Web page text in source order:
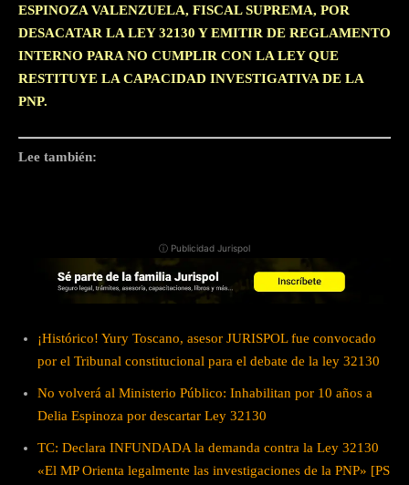
ESPINOZA VALENZUELA, FISCAL SUPREMA, POR
DESACATAR LA LEY 32130 Y EMITIR DE REGLAMENTO
INTERNO PARA NO CUMPLIR CON LA LEY QUE
RESTITUYE LA CAPACIDAD INVESTIGATIVA DE LA
PNP.
Lee también:
ⓘ Publicidad Jurispol
¡Histórico! Yury Toscano, asesor JURISPOL fue convocado
por el Tribunal constitucional para el debate de la ley 32130
No volverá al Ministerio Público: Inhabilitan por 10 años a
Delia Espinoza por descartar Ley 32130
TC: Declara INFUNDADA la demanda contra la Ley 32130
«El MP Orienta legalmente las investigaciones de la PNP» [PS